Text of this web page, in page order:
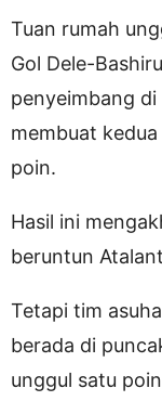
Tuan rumah
Gol Dele-
penyeimbang
membuat
poin.
Hasil ini
beruntun
Tetapi tim
berada di
unggul satu